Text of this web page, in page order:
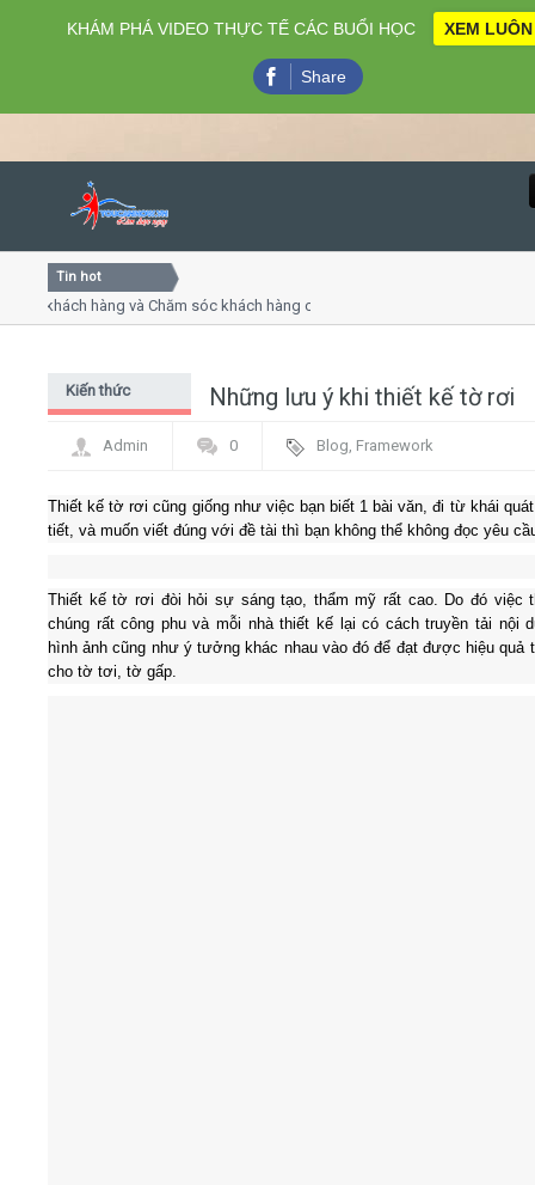
Close
Lịch khai giảng
Video
Kiến thức
Tin hot
khách hàng và Chăm sóc khách hàng chuyên nghiệp
Những lưu ý khi thiết kế tờ rơi
Kiến thức
Admin
0 Blog, Framework
Thiết kế tờ rơi cũng giống như việc bạn biết 1 bài văn, đi từ khái
tiết, và muốn viết đúng với đề tài thì bạn không thể không đọc yêu
Thiết kế tờ rơi đòi hỏi sự sáng tạo, thẩm mỹ rất cao. Do đó việc
chúng rất công phu và mỗi nhà thiết kế lại có cách truyền tải nội
hình ảnh cũng như ý tưởng khác nhau vào đó để đạt được hiệu quả
cho tờ tơi, tờ gấp.
KHÁM PHÁ VIDEO THỰC TẾ CÁC BUỔI HỌC XEM LUÔN
Share